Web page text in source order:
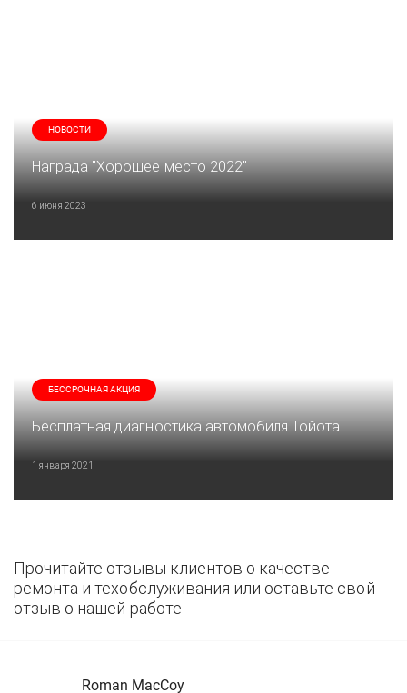
НОВОСТИ
Награда "Хорошее место 2022"
6 июня 2023
БЕССРОЧНАЯ АКЦИЯ
Бесплатная диагностика автомобиля Тойота
1 января 2021
Прочитайте отзывы клиентов о качестве
ремонта и техобслуживания или оставьте свой
отзыв о нашей работе
Roman MacCoy